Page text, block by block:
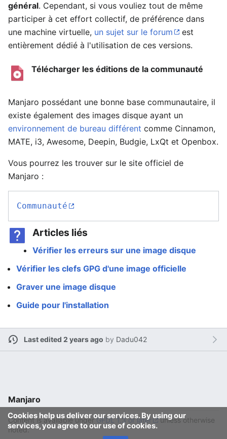
général. Cependant, si vous vouliez tout de même
participer à cet effort collectif, de préférence dans
une machine virtuelle, un sujet sur le forum
est
entièrement dédié à l'utilisation de ces versions.
Télécharger les éditions de la communauté
Manjaro possédant une bonne base communautaire, il
existe également des images disque ayant un
environnement de bureau différent comme Cinnamon,
MATE, i3, Awesome, Deepin, Budgie, LxQt et Openbox.
Vous pourrez les trouver sur le site officiel de
Manjaro :
Communauté
Articles liés
Vérifier les erreurs sur une image disque
Vérifier les clefs GPG d'une image officielle
Graver une image disque
Guide pour l'installation
Last edited 2 years ago by Dadu042
Cookies help us deliver our services. By using our
services, you agree to our use of cookies.
Manjaro
Content is available underGFDL 1.3 or later
unless otherwise
noted.